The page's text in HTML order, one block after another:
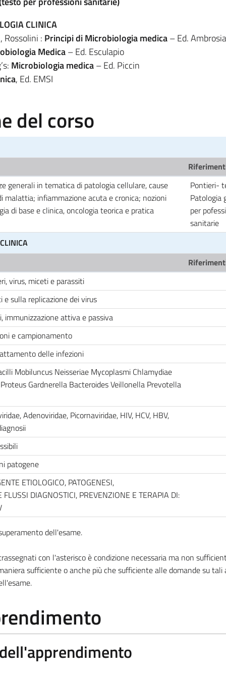
CLINICA
Rossolini : Principi di Microbiologia medica– Ed.
Medica– Ed. Esculapio
Microbiologia medica– Ed. Piccin
, Ed. EMSI
del corso
generali in tematica di patologia cellulare, cause
malattia; infiammazione acuta e cronica; nozioni
di base e clinica, oncologia teorica e pratica
Pontieri-
Patologia
per
sanitarie
virus, miceti e parassiti
sulla replicazione dei virus
immunizzazione attiva e passiva
e campionamento
delle infezioni
Mobiluncus Neisseriae Mycoplasmi Chlamydiae
Gardnerella Bacteroides Veillonella Prevotella
Adenoviridae, Picornaviridae, HIV, HCV, HBV,
patogene
ETIOLOGICO, PATOGENESI,
DIAGNOSTICI, PREVENZIONE E TERAPIA DI:
dell'esame.
con l'asterisco è condizione necessaria ma non
sufficiente o anche più che sufficiente alle domande su tali